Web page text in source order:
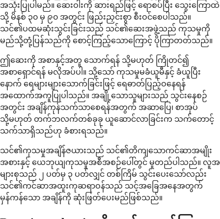
အသုံးပြုပါမည်။ ဆေးဝါးကို ဆားရည်ဖြင့် ရောစပ်ပြီး သွေးကြောထဲ
သို့ မိနစ် ၃၀ မှ ၉၀ အတွင်း ဖြည်းညှင်းစွာ စီးဝင်စေပါသည်။
သင်၏ပထမဆုံးသွင်းခြင်းသည် သင်၏ဆေးအဖွဲ့သည် ကုသမှုကို
မည်သို့တုံ့ပြန်သည်ကို စောင့်ကြည့်သောကြောင့် ပိုကြာတတ်သည်။
ဤဆေးကို အစာနှင့်အတူ သောက်ရန် သို့မဟုတ် ကြိုတင်၍
အစာရှောင်ရန် မလိုအပ်ပါ။ သို့သော် ကုသမှုမခံယူမီနှင့် ခံယူပြီး
နောက် ရေများများသောက်ခြင်းဖြင့် ရေဓာတ်ပြည့်ဝနေရန်
အထောက်အကူပြုပါသည်။ အချို့သောသူများသည် သွင်းနေစဉ်
အတွင်း အချိန်ကုန်သက်သာစေရန်အတွက် အဆာပြေ၊ စာအုပ်
သို့မဟုတ် တက်ဘလက်တစ်ခုခု ယူဆောင်လာခြင်းက သက်တောင့်
သက်သာရှိသည်ဟု ခံစားရသည်။
သင်၏ကုသမှုအချိန်ဇယားသည် သင်၏တိကျသောကင်ဆာအမျိုး
အစားနှင့် ယေဘုယျကုသမှုအစီအစဉ်ပေါ်တွင် မူတည်ပါသည်။ လူအ
များစုသည် ၂ ပတ်မှ ၃ ပတ်လျှင် တစ်ကြိမ် သွင်းပေးသော်လည်း
သင်၏ကင်ဆာအထူးကုဆရာဝန်သည် သင့်အခြေအနေအတွက်
မှန်ကန်သော အချိန်ကို ဆုံးဖြတ်ပေးမည်ဖြစ်သည်။